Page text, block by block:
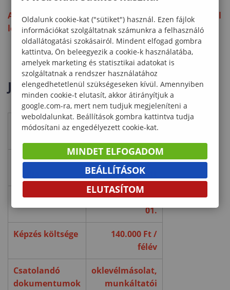
Az általános tájékoztató a kapcsolódó fájlok résznél
letölthető.
Jelentkezési információk
Jelentkezési
2026. augusztus
Jelentkezés
Online
jelentkezés itt
Képzés kezdete
2026. október
01.
Képzés költsége
140.000 Ft /
félév
Csatolandó
dokumentumok
oklevélmásolat,
munkáltatói
Oldalunk cookie-kat ("sütiket") használ. Ezen fájlok
információkat szolgáltatnak számunkra a felhasználó
oldallátogatási szokásairól. Mindent elfogad gombra
kattintva, Ön beleegyezik a cookie-k használatába,
amelyek marketing és statisztikai adatokat is
szolgáltatnak a rendszer használatához
elengedhetetlenül szükségeseken kívül. Amennyiben
minden cookie-t elutasít, akkor átirányítjuk a
google.com-ra, mert nem tudjuk megjeleníteni a
weboldalunkat. Beállítások gombra kattintva tudja
módosítani az engedélyezett cookie-kat.
MINDET ELFOGADOM
BEÁLLÍTÁSOK
ELUTASÍTOM